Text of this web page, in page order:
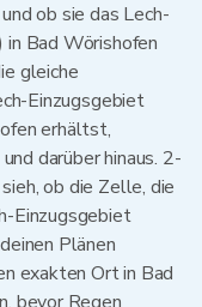
ob sie das Lech-
Bad Wörishofen
gleiche
Einzugsgebiet
erhältst,
darüber hinaus. 2-
ob die Zelle, die
Einzugsgebiet
Plänen
exakten Ort in Bad